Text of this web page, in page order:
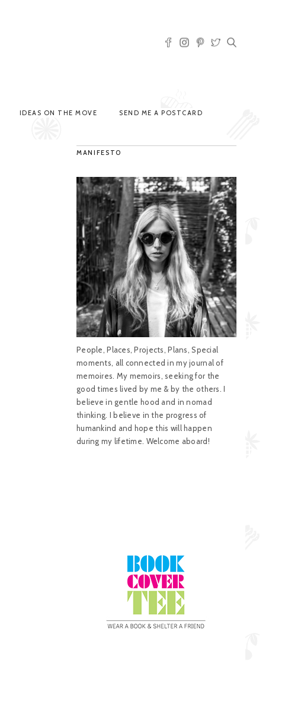
IDEAS ON THE MOVE SEND ME A POSTCARD
MANIFESTO
People, Places, Projects, Plans, Special
moments, all connected in my journal of
memoires. My memoirs, seeking for the
good times lived by me & by the others. I
believe in gentle hood and in nomad
thinking. I believe in the progress of
humankind and hope this will happen
during my lifetime. Welcome aboard!